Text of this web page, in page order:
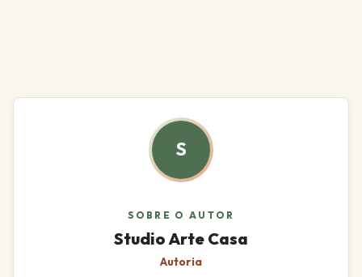
S
SOBRE O AUTOR
Studio Arte Casa
Autoria